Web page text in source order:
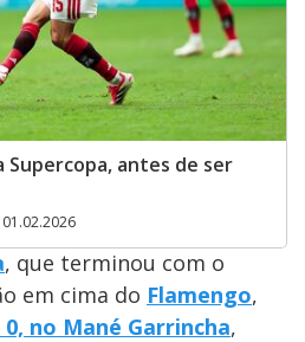
Supercopa, antes de ser
, que terminou com o
em cima do Flamengo,
no Mané Garrincha,